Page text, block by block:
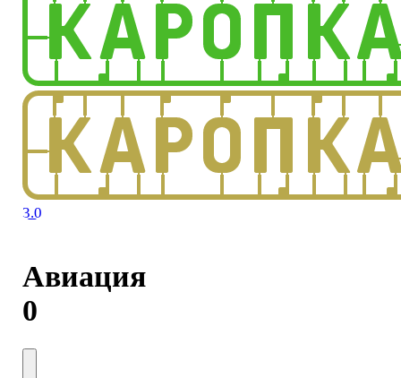
3.0
Авиация
0